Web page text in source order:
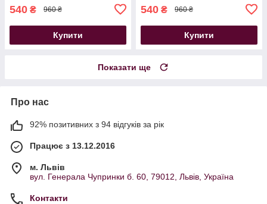
540 ₴ 960 ₴
Купити
540 ₴ 960 ₴
Купити
Показати ще
Про нас
92% позитивних з 94 відгуків за рік
Працює з 13.12.2016
м. Львів
вул. Генерала Чупринки б. 60, 79012, Львів, Україна
Контакти